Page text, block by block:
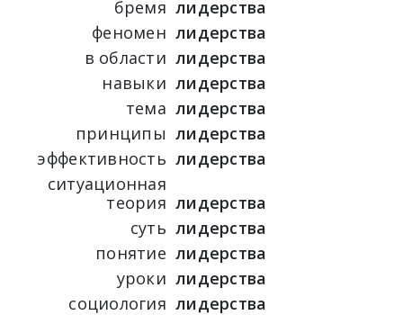
бремя лидерства
феномен лидерства
в области лидерства
навыки лидерства
тема лидерства
принципы лидерства
эффективность лидерства
ситуационная
теория лидерства
суть лидерства
понятие лидерства
уроки лидерства
социология лидерства